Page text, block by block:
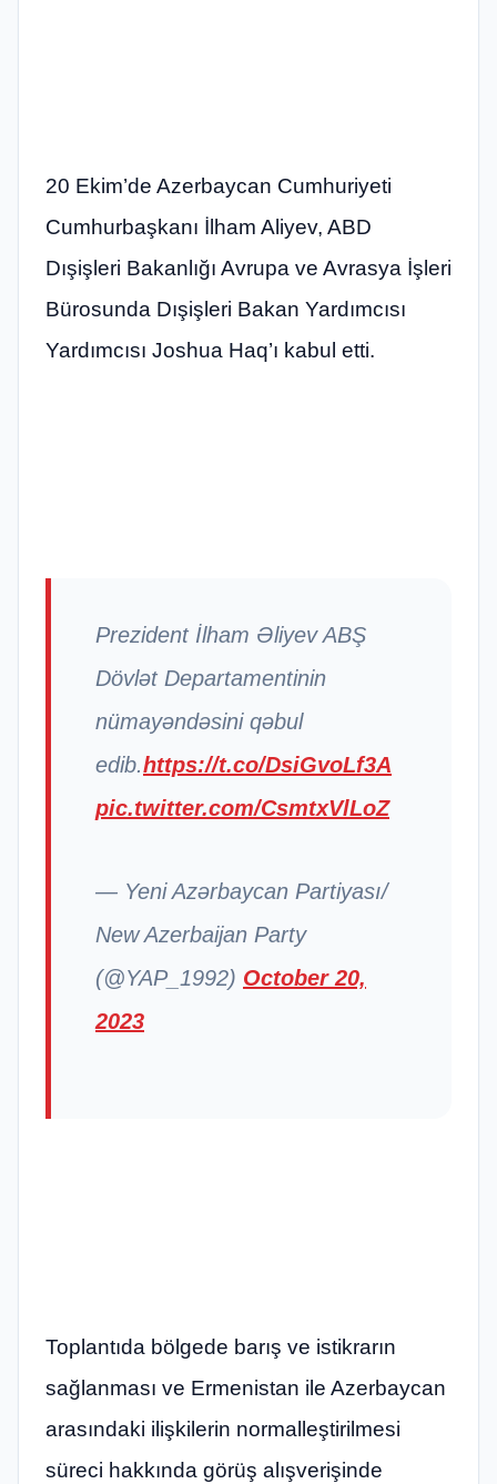
20 Ekim’de Azerbaycan Cumhuriyeti
Cumhurbaşkanı İlham Aliyev, ABD
Dışişleri Bakanlığı Avrupa ve Avrasya İşleri
Bürosunda Dışişleri Bakan Yardımcısı
Yardımcısı Joshua Haq’ı kabul etti.
Prezident İlham Əliyev ABŞ
Dövlət Departamentinin
nümayəndəsini qəbul
edib.https://t.co/DsiGvoLf3A
pic.twitter.com/CsmtxVlLoZ
— Yeni Azərbaycan Partiyası/
New Azerbaijan Party
(@YAP_1992) October 20,
2023
Toplantıda bölgede barış ve istikrarın
sağlanması ve Ermenistan ile Azerbaycan
arasındaki ilişkilerin normalleştirilmesi
süreci hakkında görüş alışverişinde